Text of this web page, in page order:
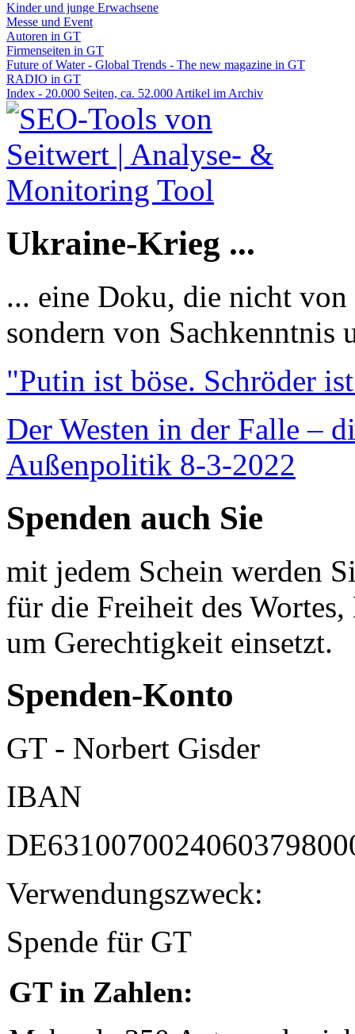
Kinder und junge Erwachsene
Messe und Event
Autoren in GT
Firmenseiten in GT
Future of Water - Global Trends - The new magazine in GT
RADIO in GT
Index - 20.000 Seiten, ca. 52.000 Artikel im Archiv
Ukraine-Krieg ...
... eine Doku, die nicht
sondern von Sachkenntnis
"Putin ist böse. Schröder
Der Westen in der Falle –
Außenpolitik 8-3-2022
Spenden auch Sie
mit jedem Schein werden
für die Freiheit des
um Gerechtigkeit einsetzt.
Spenden-Konto
GT - Norbert Gisder
IBAN
Verwendungszweck:
Spende für GT
GT in Zahlen: